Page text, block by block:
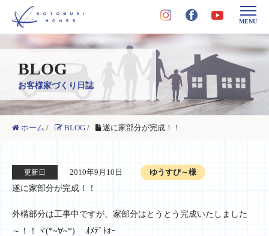
MENU
BLOG
お客様家づくり日誌
ホーム / BLOG / 遂に家部分が完成！！
更新日 2010年9月10日
ゆうすぴ～様
遂に家部分が完成！！
外構部分は工事中ですが、家部分はとうとう完成いたしました
～！！ヾ(*~∀~*)ゞ ｵﾒﾃﾞﾄｫｰ